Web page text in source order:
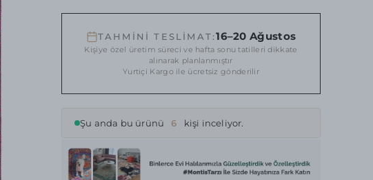
TAHMİNİ TESLİMAT:16–20 Ağustos
Kişiye özel üretim süreci ve hafta sonu tatilleri dikkate
alınarak planlanmıştır
Yurtiçi Kargo ile ücretsiz gönderilir
Şu anda bu ürünü 6 kişi inceliyor.